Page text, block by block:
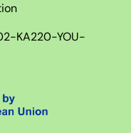
KA220-YOU-